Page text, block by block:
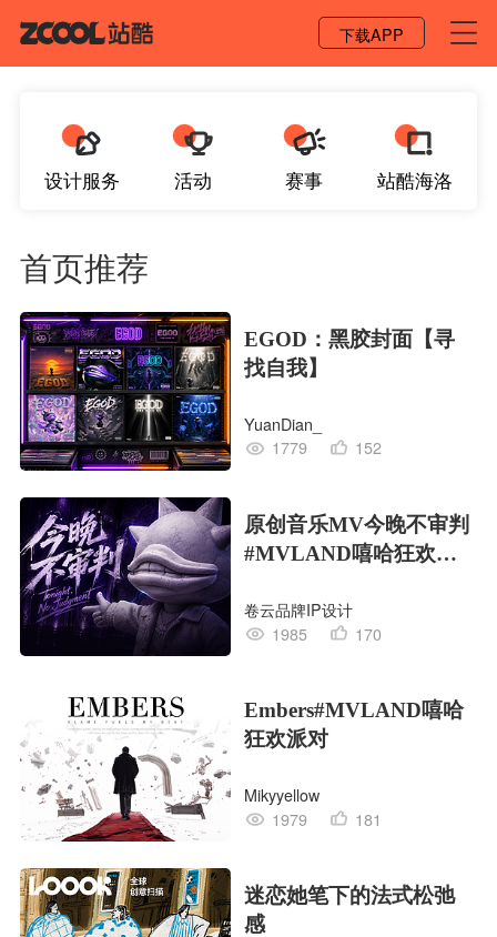
下载APP
设计服务 活动 赛事 站酷海洛
首页推荐
EGOD：黑胶封面【寻
找自我】
YuanDian_
1779
152
原创音乐MV今晚不审判
#MVLAND嘻哈狂欢派
卷云品牌IP设计
1985
170
Embers#MVLAND嘻哈
狂欢派对
Mikyyellow
1979
181
迷恋她笔下的法式松弛
感